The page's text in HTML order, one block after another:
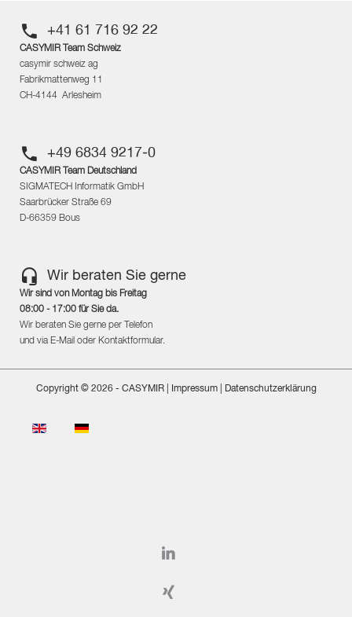
+41 61 716 92 22
CASYMIR Team Schweiz
casymir schweiz ag
Fabrikmattenweg 11
CH-4144 Arlesheim
+49 6834 9217-0
CASYMIR Team Deutschland
SIGMATECH Informatik GmbH
Saarbrücker Straße 69
D-66359 Bous
Wir beraten Sie gerne
Wir sind von Montag bis Freitag
08:00 - 17:00 für Sie da.
Wir beraten Sie gerne per Telefon
und via E-Mail oder Kontaktformular.
Copyright © 2026 - CASYMIR| Impressum| Datenschutzerklärung
Sprache auswählen